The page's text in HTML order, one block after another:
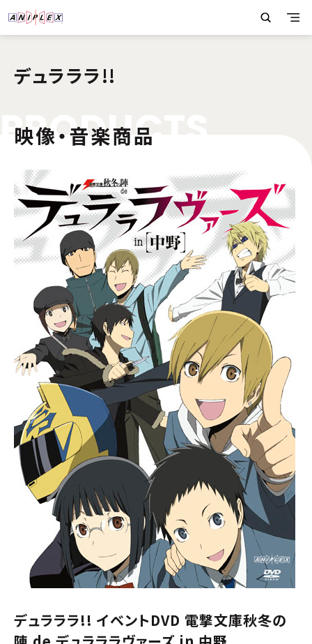
デュラララ!!
PRODUC
映像・音楽商品
デュラララ!! イベントDVD 電撃文庫秋冬の